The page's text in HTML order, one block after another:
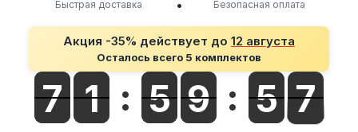
Быстрая доставка • Безопасная оплата
Акция -35% действует до 12 августа
Осталось всего 5 комплектов